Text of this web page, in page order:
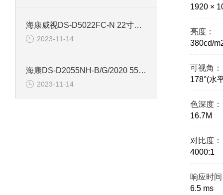
海康威视DS-D5022FC-N 22寸监控网络液晶显示器
2023-11-14
海康DS-D2055NH-B/G/2020 55寸网络监控显示器
2023-11-14
1920 ×
亮度：
380cd/
可视角：
178°(水
色深度：
16.7M
对比度：
4000:1
响应时
6.5 ms